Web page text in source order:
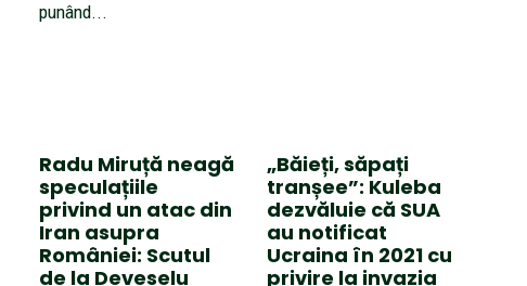
punând...
Radu Miruță neagă
speculațiile
privind un atac din
Iran asupra
României: Scutul
de la Deveselu
„Băieți, săpați
tranșee”: Kuleba
dezvăluie că SUA
au notificat
Ucraina în 2021 cu
privire la invazia